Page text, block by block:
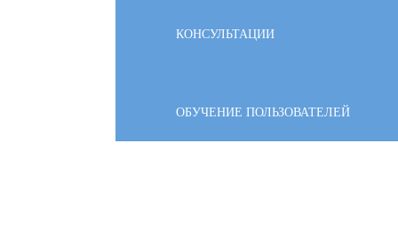
КОНСУЛЬТАЦИИ
ОБУЧЕНИЕ ПОЛЬЗОВАТЕЛЕЙ